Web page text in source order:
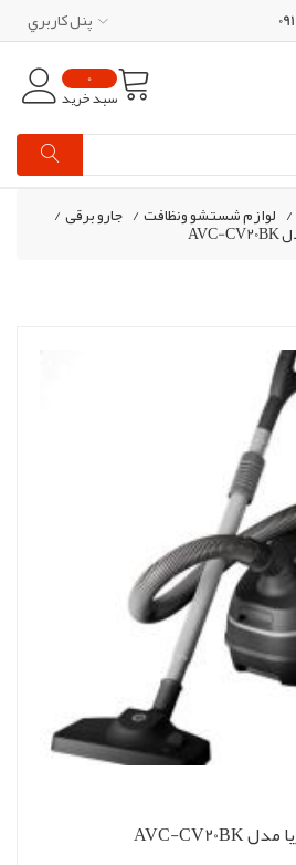
پنل کاربري
0
سبد خرید
/ لوازم شستشو ونظافت/ جارو برقی/